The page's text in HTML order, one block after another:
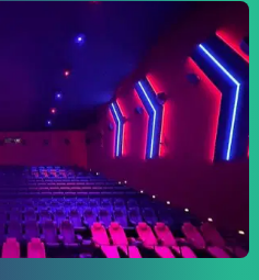
Impressum
Datenschutzerklärung
Datenschutzeinstellungen